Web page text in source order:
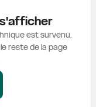
est survenu.
reste de la page